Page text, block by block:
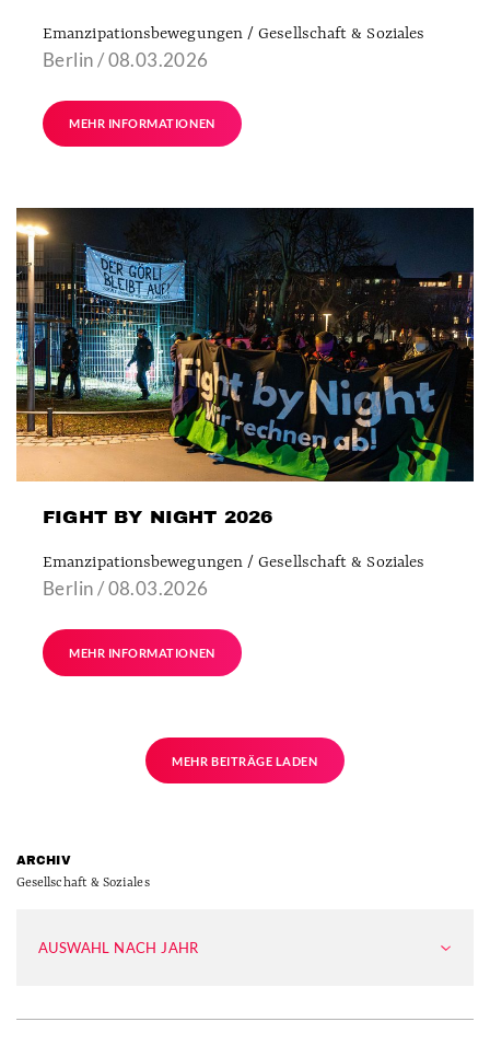
Emanzipationsbewegungen / Gesellschaft & Soziales
Berlin / 08.03.2026
MEHR INFORMATIONEN
FIGHT BY NIGHT 2026
Emanzipationsbewegungen / Gesellschaft & Soziales
Berlin / 08.03.2026
MEHR INFORMATIONEN
MEHR BEITRÄGE LADEN
ARCHIV
Gesellschaft & Soziales
AUSWAHL NACH JAHR